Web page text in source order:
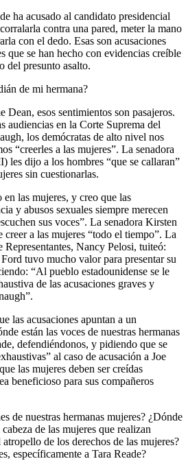
ha acusado al candidato presidencial
contra una pared, meter la mano
con el dedo. Esas son acusaciones
que se han hecho con evidencias creíble
del presunto asalto.
de mi hermana?
Dean, esos sentimientos son pasajeros.
audiencias en la Corte Suprema del
los demócratas de alto nivel nos
“creerles a las mujeres”. La senadora
dijo a los hombres “que se callaran”
sin cuestionarlas.
las mujeres, y creo que las
y abusos sexuales siempre merecen
sus voces”. La senadora Kirsten
a las mujeres “todo el tiempo”. La
Representantes, Nancy Pelosi, tuiteó:
tuvo mucho valor para presentar su
“Al pueblo estadounidense se le
de las acusaciones graves y
las acusaciones apuntan a un
están las voces de nuestras hermanas
defendiéndonos, y pidiendo que se
al caso de acusación a Joe
las mujeres deben ser creídas
beneficioso para sus compañeros
de nuestras hermanas mujeres? ¿Dónde
de las mujeres que realizan
de los derechos de las mujeres?
específicamente a Tara Reade?